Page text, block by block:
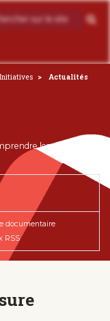
Initiatives Actualités
les enjeux du
documentaire
RSS